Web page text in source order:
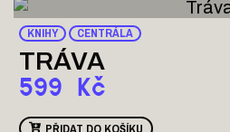
KNIHY CENTRÁLA
TRÁVA
599 Kč
PŘIDAT DO KOŠÍKU